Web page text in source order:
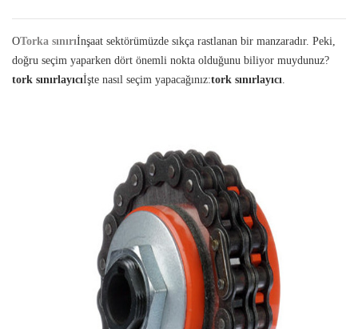
OTorka sınırıİnşaat sektörümüzde sıkça rastlanan bir manzaradır. Peki,
doğru seçim yaparken dört önemli nokta olduğunu biliyor muydunuz?
tork sınırlayıcıİşte nasıl seçim yapacağınız:tork sınırlayıcı